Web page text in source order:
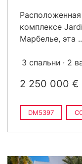
комплексе
Марбелье, эта
3 спальни 2
2 250 000 €
DM5397